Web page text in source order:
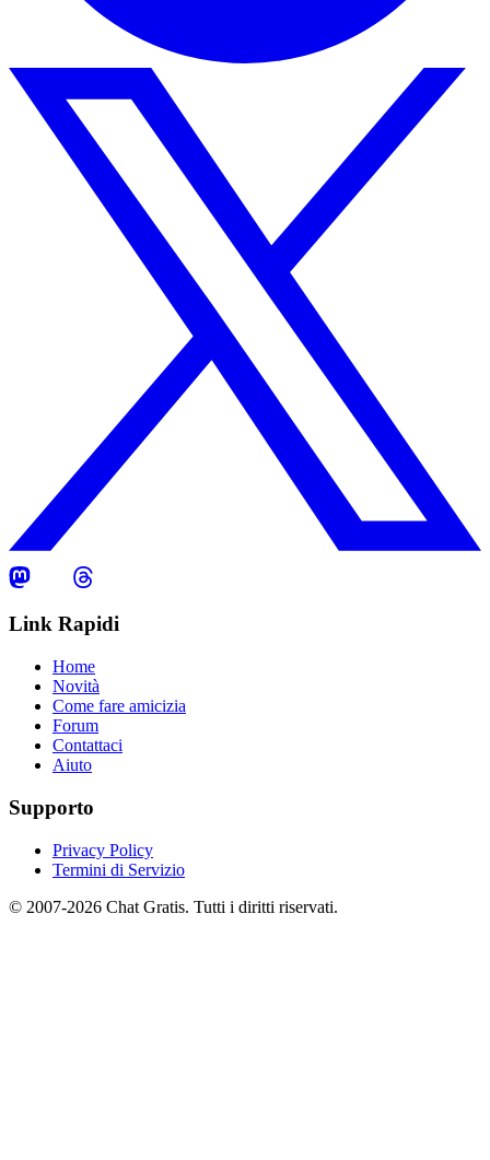
Link Rapidi
Home
Novità
Come fare amicizia
Forum
Contattaci
Aiuto
Supporto
Privacy Policy
Termini di Servizio
© 2007-2026 Chat Gratis. Tutti i diritti riservati.